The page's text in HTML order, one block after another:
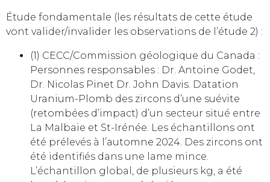
Étude fondamentale (les résultats de cette étude
vont valider/invalider les observations de l’étude 2) :
(1) CECC/Commission géologique du Canada :
Personnes responsables : Dr. Antoine Godet,
Dr. Nicolas Pinet Dr. John Davis. Datation
Uranium-Plomb des zircons d’une suévite
(retombées d’impact) d’un secteur situé entre
La Malbaie et St-Irénée. Les échantillons ont
été prélevés à l’automne 2024. Des zircons ont
été identifiés dans une lame mince.
L’échantillon global, de plusieurs kg, a été